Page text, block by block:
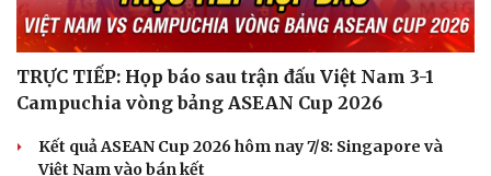
TRỰC TIẾP: Họp báo sau trận đấu Việt Nam 3-1
Campuchia vòng bảng ASEAN Cup 2026
Kết quả ASEAN Cup 2026 hôm nay 7/8: Singapore và
Việt Nam vào bán kết